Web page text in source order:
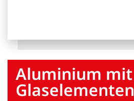
Aluminium mit
Glaselementen